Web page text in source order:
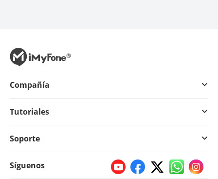
Compañía
Tutoriales
Soporte
Síguenos